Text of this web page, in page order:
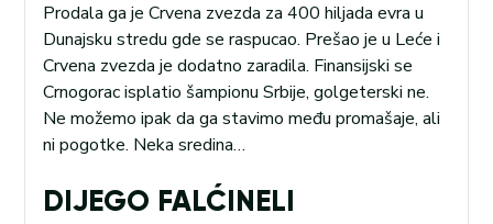
Prodala ga je Crvena zvezda za 400 hiljada evra u
Dunajsku stredu gde se raspucao. Prešao je u Leće i
Crvena zvezda je dodatno zaradila. Finansijski se
Crnogorac isplatio šampionu Srbije, golgeterski ne.
Ne možemo ipak da ga stavimo među promašaje, ali
ni pogotke. Neka sredina…
DIJEGO FALĆINELI